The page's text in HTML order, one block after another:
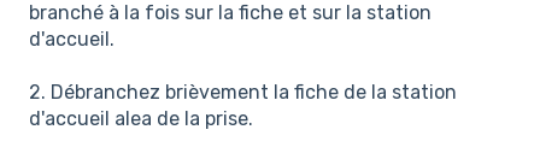
branché à la fois sur la fiche et sur la station
d'accueil.
2. Débranchez brièvement la fiche de la station
d'accueil alea de la prise.